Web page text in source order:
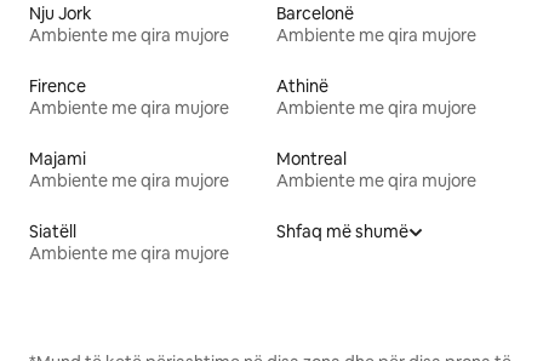
Nju Jork
Ambiente me qira mujore
Barcelonë
Ambiente me qira mujore
Firence
Ambiente me qira mujore
Athinë
Ambiente me qira mujore
Majami
Ambiente me qira mujore
Montreal
Ambiente me qira mujore
Siatëll
Ambiente me qira mujore
Shfaq më shumë